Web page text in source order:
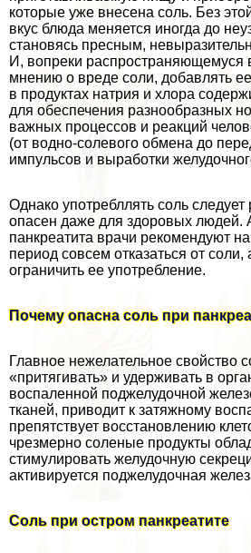
которые уже внесена соль. Без
вкус блюда меняется иногда до
становясь пресным,
И, вопреки распространяющемуся
мнению о вреде соли, добавлять
в продуктах натрия и хлора
для обеспечения разнообразных
важных процессов и реакций
(от водно-солевого обмена до
импульсов и выработки
Однако употрeбллять соль
опасен даже для здоровых людей.
панкреатита врачи рекомендуют
период совсем отказаться от
ограничить ее употрeбление.
Почему опасна соль при
Главное нежелательное свойство
«притягивать» и удерживать в
воспаленной поджелудочной
тканей, приводит к затяжному
препятствует восстановлению
чрезмерно соленые продукты
стимулировать желудочную
активируется поджелудочная
Соль при остром панкреатите